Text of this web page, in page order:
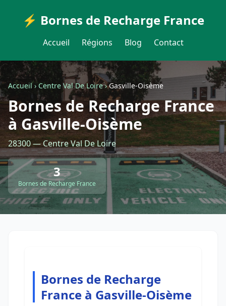
⚡ Bornes de Recharge France
Accueil Régions Blog Contact
Accueil›Centre Val De Loire›Gasville-Oisème
Bornes de Recharge France
à Gasville-Oisème
28300 — Centre Val De Loire
3
Bornes de Recharge France
Bornes de Recharge
France à Gasville-Oisème